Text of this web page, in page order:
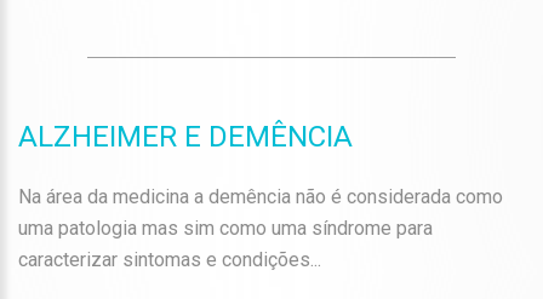
ALZHEIMER E DEMÊNCIA
Na área da medicina a demência não é considerada como
uma patologia mas sim como uma síndrome para
caracterizar sintomas e condições...